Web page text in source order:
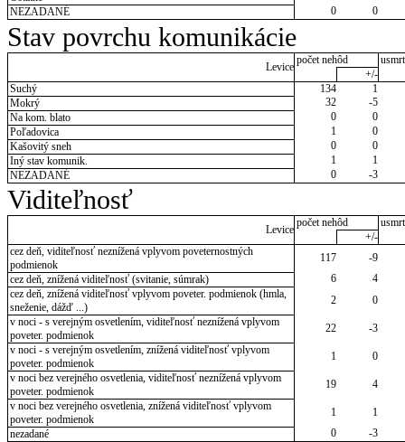
NEZADANÉ
0 0
Stav povrchu komunikácie
Levice
počet nehôd
+/-
Suchý
134
1
Mokrý
32
-5
Na kom. blato
0
0
Poľadovica
1
0
Kašovitý sneh
0
0
Iný stav komunik.
1
1
NEZADANÉ
0 -3
Viditeľnosť
Levice
počet nehôd
+/-
cez deň, viditeľnosť neznížená vplyvom poveternostných
podmienok
117
-9
cez deň, znížená viditeľnosť (svitanie, súmrak)
6
4
cez deň, znížená viditeľnosť vplyvom poveter. podmienok (hmla,
sneženie, dážď ...)
2
0
v noci - s verejným osvetlením, viditeľnosť neznížená vplyvom
poveter. podmienok
22
-3
v noci - s verejným osvetlením, znížená viditeľnosť vplyvom
poveter. podmienok
1
0
v noci bez verejného osvetlenia, viditeľnosť neznížená vplyvom
poveter. podmienok
19
4
v noci bez verejného osvetlenia, znížená viditeľnosť vplyvom
poveter. podmienok
1
1
nezadané
0 -3